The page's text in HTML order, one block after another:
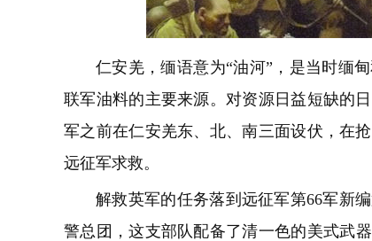
仁安羌，缅语意为“油河”，是当时缅
联军油料的主要来源。对资源日益短缺的
军之前在仁安羌东、北、南三面设伏，在
远征军求救。
解救英军的任务落到远征军第66军新
警总团，这支部队配备了清一色的美式武